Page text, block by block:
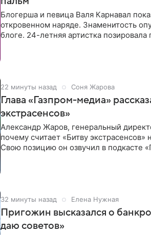
Блогерша и певица Валя Карнавал
откровенном наряде. Знаменитость
блоге. 24-летняя артистка
22 минуты назад Соня Жарова
Глава «Газпром-медиа»
экстрасенсов»
Александр Жаров, генеральный
почему считает «Битву
Свою позицию он озвучил в подкасте
32 минуты назад Елена Нужная
Пригожин высказался о
даю советов»